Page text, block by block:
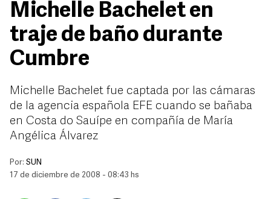
Michelle Bachelet en
traje de baño durante
Cumbre
Michelle Bachelet fue captada por las cámaras
de la agencia española EFE cuando se bañaba
en Costa do Sauípe en compañía de María
Angélica Álvarez
Por: SUN
17 de diciembre de 2008 - 08:43 hs